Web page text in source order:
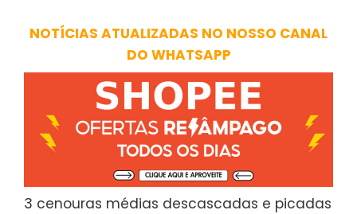
NOTÍCIAS ATUALIZADAS NO NOSSO CANAL
DO WHATSAPP
3 cenouras médias descascadas e picadas